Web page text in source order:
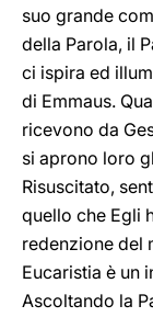
suo grande
della Parola, il
ci ispira ed
di Emmaus.
ricevono da
si aprono loro
Risuscitato,
quello che Egli
redenzione del
Eucaristia è un
Ascoltando la